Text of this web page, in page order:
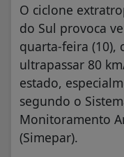
O ciclone
do Sul provoca
quarta-feira (10),
ultrapassar 80
estado,
segundo o
Monitoramento
(Simepar).